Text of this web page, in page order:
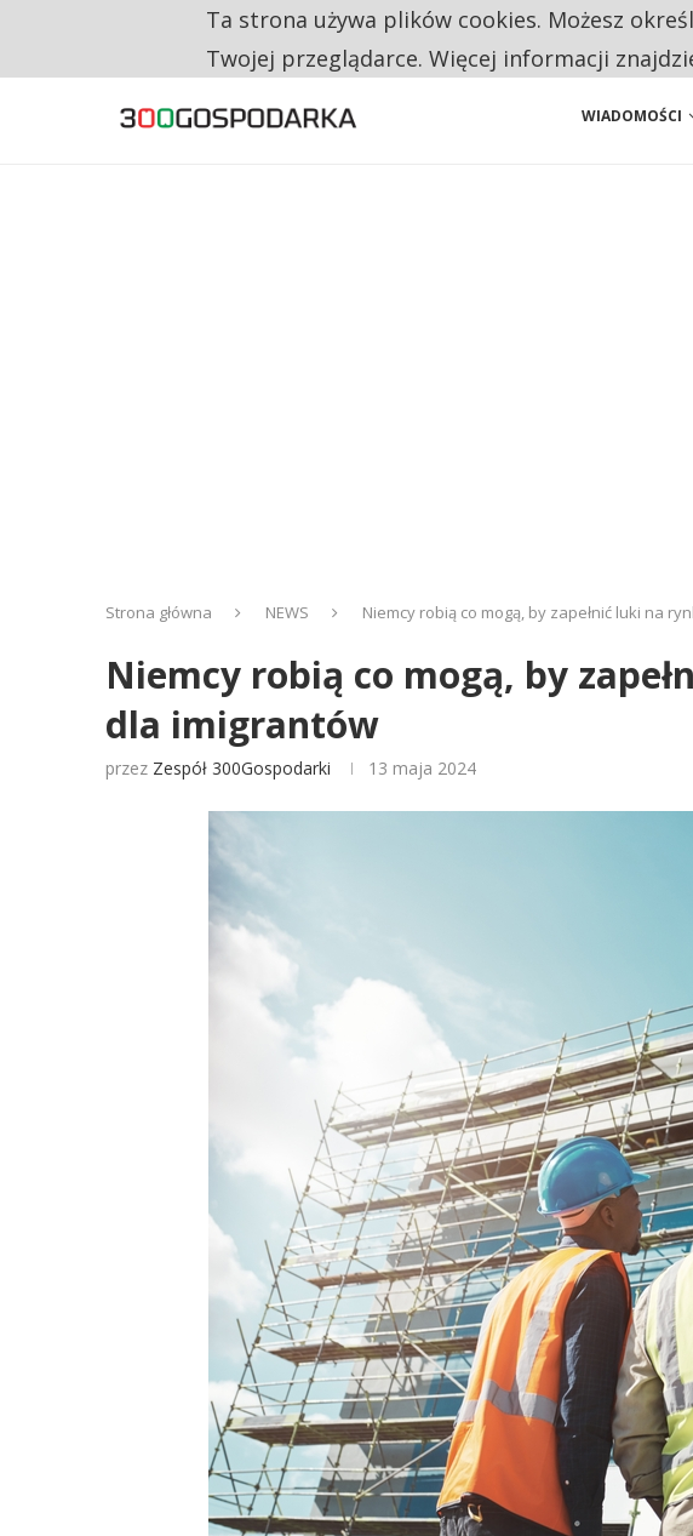
CO TRZECIĄ ZŁOTÓWKĘ Z EMERYTURY SENIORZY
WIADOMOŚCI
Strona główna NEWS Niemcy robią co mogą, by zapełnić luki na
Niemcy robią co mogą, by
dla imigrantów
przez Zespół 300Gospodarki 13 maja 2024
Ta strona używa plików cookies. Możesz
Twojej przeglądarce. Więcej informacji